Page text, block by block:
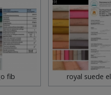
fib royal suede el